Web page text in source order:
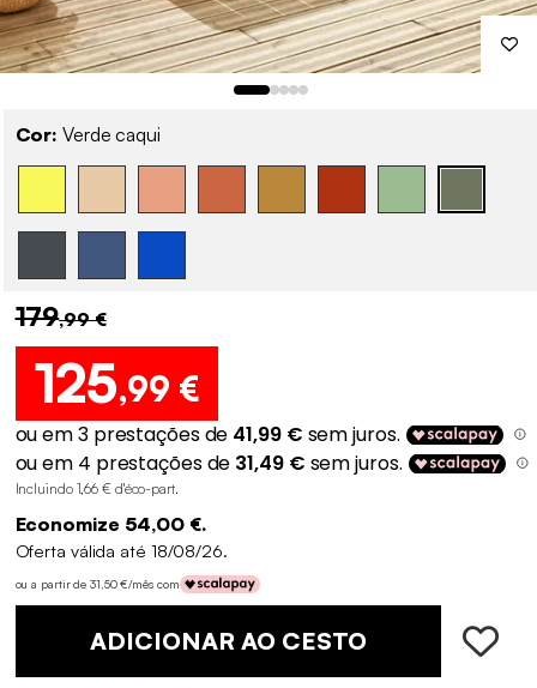
Cor: Verde caqui
179,99 €
125,99 €
Incluindo 1,66 € d'éco-part.
Economize 54,00 €.
Oferta válida até 18/08/26.
ou a partir de 31,50 €/mês com
ADICIONAR AO CESTO